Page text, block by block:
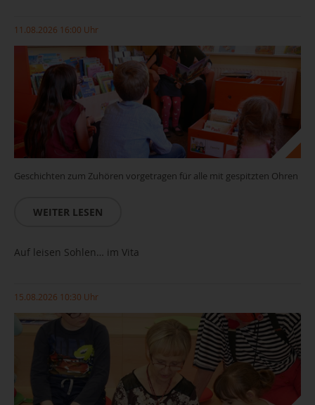
11.08.2026 16:00 Uhr
Geschichten zum Zuhören vorgetragen für alle mit gespitzten Ohren
WEITER LESEN
Auf leisen Sohlen… im Vita
15.08.2026 10:30 Uhr